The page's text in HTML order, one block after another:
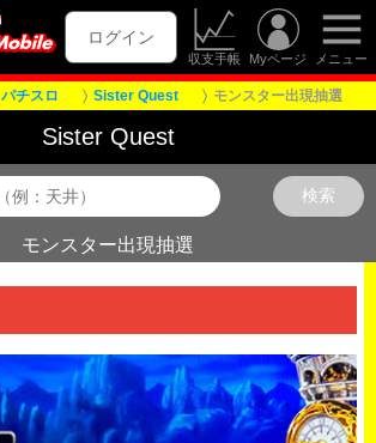
ログイン
収支手帳 Myページ メニュー
パチスロ Sister Quest モンスター出現抽選
Sister Quest
モンスター出現抽選